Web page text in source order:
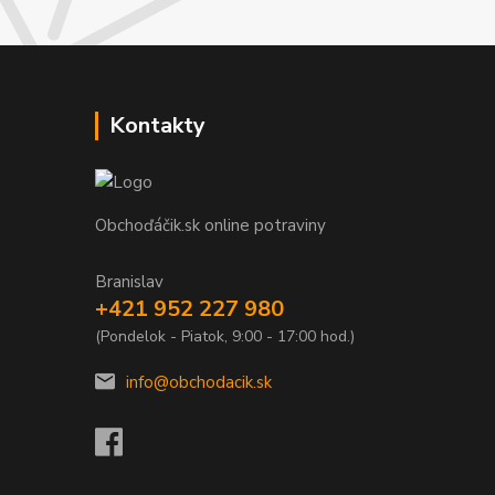
Kontakty
Obchoďáčik.sk online potraviny
Branislav
+421 952 227 980
(Pondelok - Piatok, 9:00 - 17:00 hod.)
info@obchodacik.sk